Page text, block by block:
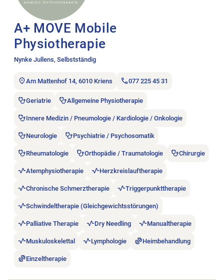
A+ MOVE Mobile
Physiotherapie
Nynke Jullens, Selbstständig
Am Mattenhof 14, 6010 Kriens 077 225 45 31
Geriatrie Allgemeine Physiotherapie
Innere Medizin / Pneumologie / Kardiologie / Onkologie
Neurologie Psychiatrie / Psychosomatik
Rheumatologie Orthopädie / Traumatologie Chirurgie
Atemphysiotherapie Herzkreislauftherapie
Chronische Schmerztherapie Triggerpunkttherapie
Schwindeltherapie (Gleichgewichtsstörungen)
Palliative Therapie Dry Needling Manualtherapie
Muskuloskelettal Lymphologie Heimbehandlung
Einzeltherapie